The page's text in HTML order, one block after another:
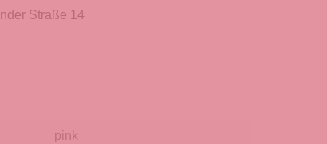
Straße 14
pink